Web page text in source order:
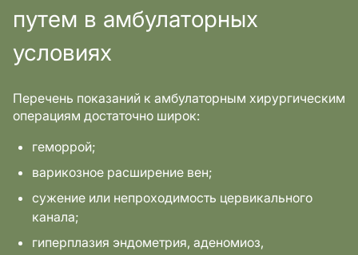
путем в амбулаторных
условиях
Перечень показаний к амбулаторным хирургическим
операциям достаточно широк:
геморрой;
варикозное расширение вен;
сужение или непроходимость цервикального
канала;
гиперплазия эндометрия, аденомиоз,